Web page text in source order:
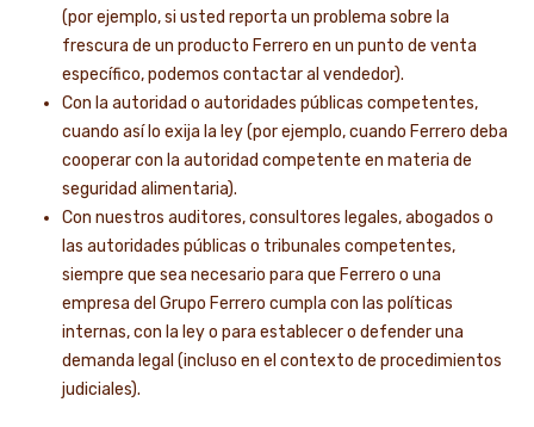
(por ejemplo, si usted reporta un problema sobre la
frescura de un producto Ferrero en un punto de venta
específico, podemos contactar al vendedor).
Con la autoridad o autoridades públicas competentes,
cuando así lo exija la ley (por ejemplo, cuando Ferrero deba
cooperar con la autoridad competente en materia de
seguridad alimentaria).
Con nuestros auditores, consultores legales, abogados o
las autoridades públicas o tribunales competentes,
siempre que sea necesario para que Ferrero o una
empresa del Grupo Ferrero cumpla con las políticas
internas, con la ley o para establecer o defender una
demanda legal (incluso en el contexto de procedimientos
judiciales).